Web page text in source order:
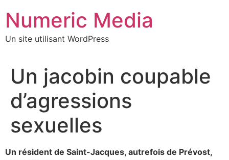
contenu
Numeric Media
Un site utilisant WordPress
Un jacobin coupable
d’agressions
sexuelles
Un résident de Saint-Jacques, autrefois de Prévost,